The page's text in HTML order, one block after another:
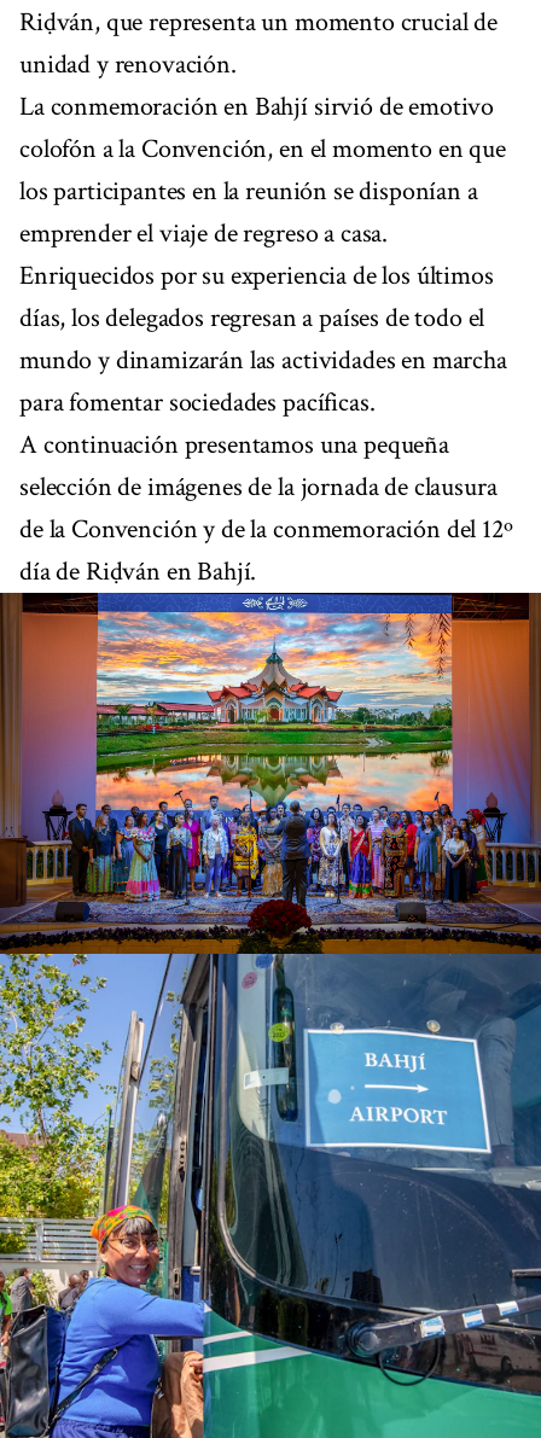
Riḍván, que representa un momento crucial de
unidad y renovación.
La conmemoración en Bahjí sirvió de emotivo
colofón a la Convención, en el momento en que
los participantes en la reunión se disponían a
emprender el viaje de regreso a casa.
Enriquecidos por su experiencia de los últimos
días, los delegados regresan a países de todo el
mundo y dinamizarán las actividades en marcha
para fomentar sociedades pacíficas.
A continuación presentamos una pequeña
selección de imágenes de la jornada de clausura
de la Convención y de la conmemoración del 12º
día de Riḍván en Bahjí.